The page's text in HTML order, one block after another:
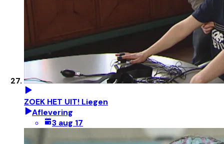
ZOEK HET UIT! Liegen
Aflevering
3 aug 17